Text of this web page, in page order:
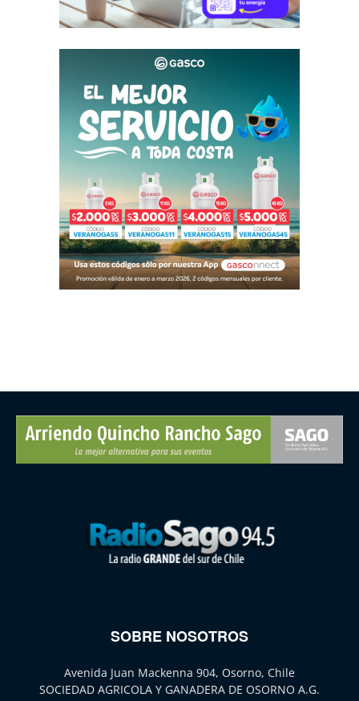
SOBRE NOSOTROS
Avenida Juan Mackenna 904, Osorno, Chile
SOCIEDAD AGRICOLA Y GANADERA DE OSORNO A.G.